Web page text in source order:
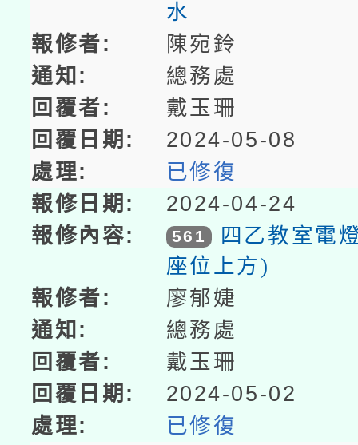
水
陳宛鈴
總務處
戴玉珊
2024-05-08
已修復
2024-04-24
561
四乙教室電
座位上方)
廖郁婕
總務處
戴玉珊
2024-05-02
已修復